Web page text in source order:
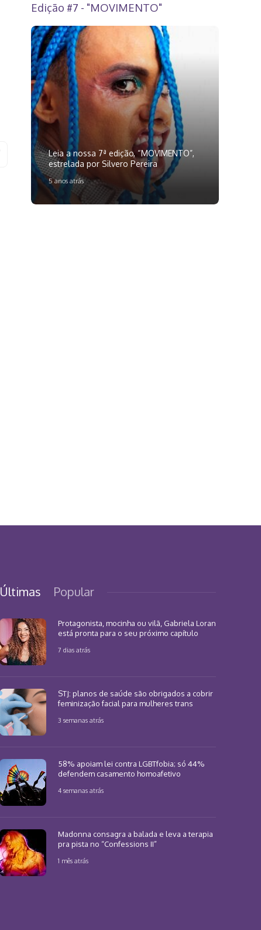
Edição #7 - "MOVIMENTO"
Leia a nossa 7ª edição, “MOVIMENTO”,
estrelada por Silvero Pereira
5 anos atrás
Últimas Popular
Protagonista, mocinha ou vilã, Gabriela Loran
está pronta para o seu próximo capítulo
7 dias atrás
STJ: planos de saúde são obrigados a cobrir
feminização facial para mulheres trans
3 semanas atrás
58% apoiam lei contra LGBTfobia; só 44%
defendem casamento homoafetivo
4 semanas atrás
Madonna consagra a balada e leva a terapia
pra pista no “Confessions II”
1 mês atrás